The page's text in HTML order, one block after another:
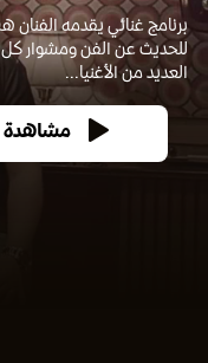
برنامج غنائي يقدمه
للحديث عن الفن ومشوار
العديد من الأغنيا...
مشاهدة